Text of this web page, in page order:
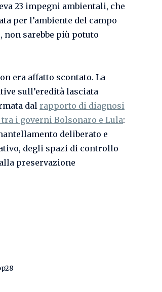
23 impegni ambientali, che
per l’ambiente del campo
non sarebbe più potuto
era affatto scontato. La
sull’eredità lasciata
dal rapporto di diagnosi
i governi Bolsonaro e Lula:
deliberato e
degli spazi di controllo
preservazione